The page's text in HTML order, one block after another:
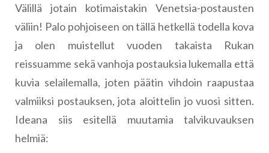
Välillä jotain kotimaistakin Venetsia-postausten
väliin! Palo pohjoiseen on tällä hetkellä todella kova
ja olen muistellut vuoden takaista Rukan
reissuamme sekä vanhoja postauksia lukemalla että
kuvia selailemalla, joten päätin vihdoin raapustaa
valmiiksi postauksen, jota aloittelin jo vuosi sitten.
Ideana siis esitellä muutamia talvikuvauksen
helmiä: